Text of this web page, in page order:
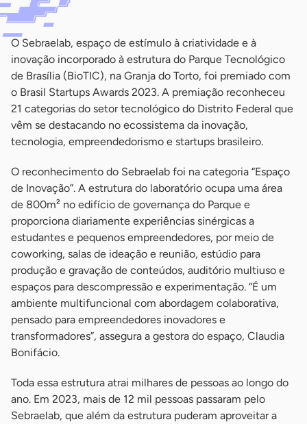
O Sebraelab, espaço de estímulo à criatividade e à
inovação incorporado à estrutura do Parque Tecnológico
de Brasília (BioTIC), na Granja do Torto, foi premiado com
o Brasil Startups Awards 2023. A premiação reconheceu
21 categorias do setor tecnológico do Distrito Federal que
vêm se destacando no ecossistema da inovação,
tecnologia, empreendedorismo e startups brasileiro.
O reconhecimento do Sebraelab foi na categoria “Espaço
de Inovação”. A estrutura do laboratório ocupa uma área
de 800m² no edifício de governança do Parque e
proporciona diariamente experiências sinérgicas a
estudantes e pequenos empreendedores, por meio de
coworking, salas de ideação e reunião, estúdio para
produção e gravação de conteúdos, auditório multiuso e
espaços para descompressão e experimentação. “É um
ambiente multifuncional com abordagem colaborativa,
pensado para empreendedores inovadores e
transformadores”, assegura a gestora do espaço, Claudia
Bonifácio.
Toda essa estrutura atrai milhares de pessoas ao longo do
ano. Em 2023, mais de 12 mil pessoas passaram pelo
Sebraelab, que além da estrutura puderam aproveitar a